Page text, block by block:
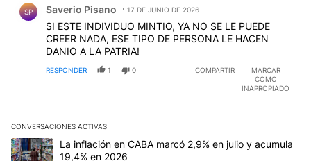
SP Saverio Pisano 17 DE JUNIO DE 2026
SI ESTE INDIVIDUO MINTIO, YA NO SE LE PUEDE
CREER NADA, ESE TIPO DE PERSONA LE HACEN
DANIO A LA PATRIA!
RESPONDER 1 0 COMPARTIR
MARCAR
COMO
INAPROPIADO
CONVERSACIONES ACTIVAS
Este listado muestra los artículos con más comentarios en los
Un artículo de tendencia con el título "La inflación en CABA
La inflación en CABA marcó 2,9% en julio y acumula
19,4% en 2026